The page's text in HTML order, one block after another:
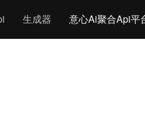
生成器 意心Ai聚合Api平